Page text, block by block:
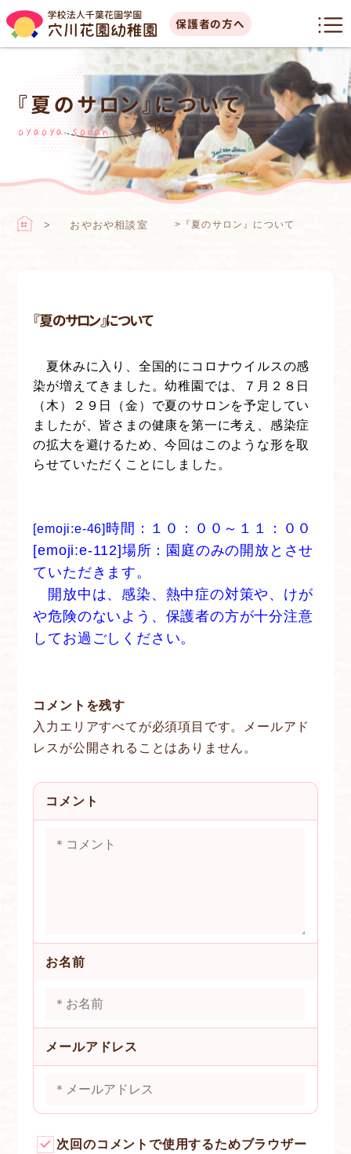
保護者の方へ
『夏のサロン』について
oyaoya sodan
おやおや相談室 > 『夏のサロン』について
『夏のサロン』について
夏休みに入り、全国的にコロナウイルスの感
染が増えてきました。幼稚園では、７月２８日
（木）２９日（金）で夏のサロンを予定してい
ましたが、皆さまの健康を第一に考え、感染症
の拡大を避けるため、今回はこのような形を取
らせていただくことにしました。
[emoji:e-46] 時間：１０：００～１１：００
[emoji:e-112]場所：園庭のみの開放とさせ
ていただきます。
開放中は、感染、熱中症の対策や、けが
や危険のないよう、保護者の方が十分注意
してお過ごしください。
コメントを残す
入力エリアすべてが必須項目です。メールアド
レスが公開されることはありません。
コメント
お名前
メールアドレス
次回のコメントで使用するためブラウザー